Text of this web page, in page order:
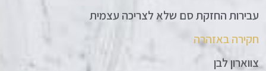
עבירות החזקת סם שלא לצריכה עצמית
חקירה באזהרה
צווארון לבן